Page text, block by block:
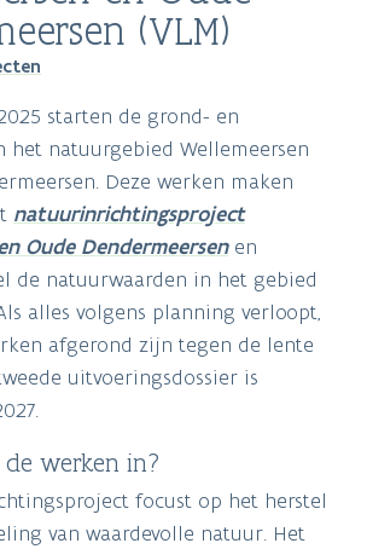
(VLM)
starten de grond- en
het natuurgebied Wellemeersen
Deze werken maken
natuurinrichtingsproject
Oude Dendermeersenen
de natuurwaarden in het gebied
alles volgens planning verloopt,
afgerond zijn tegen de lente
uitvoeringsdossier is
werken in?
focust op het herstel
van waardevolle natuur. Het